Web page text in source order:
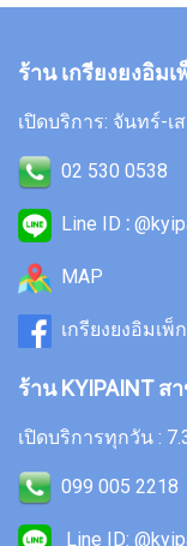
ร้าน เกรียงยงอิม
เปิดบริการ: จันทร์-เ
02 530 0538
Line ID :
MAP
เกรียงยงอิมเ
ร้าน KYIPAINT ส
เปิดบริการทุกวัน :
099 005 2218
Line ID: